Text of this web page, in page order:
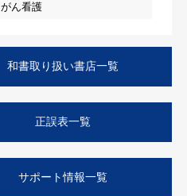
がん看護
和書取り扱い書店一覧
正誤表一覧
サポート情報一覧